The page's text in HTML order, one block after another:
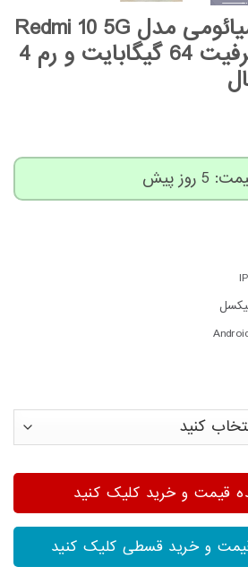
گوشی موبایل شیائومی مدل Redmi 10 5G
دو سیم کارت ظرفیت 64 گیگابایت و رم 4
پیش
قیمت و خرید کلیک کنید
و خرید قسطی کلیک کنید